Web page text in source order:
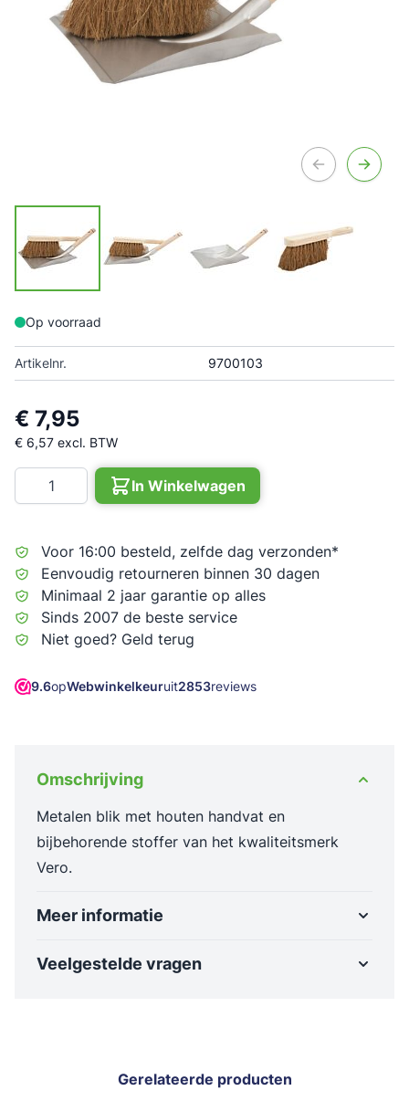
Op voorraad
Artikelnr. 9700103
€ 7,95
€ 6,57 excl. BTW
Aantal
In Winkelwagen
Voor 16:00 besteld, zelfde dag verzonden*
Eenvoudig retourneren binnen 30 dagen
Minimaal 2 jaar garantie op alles
Sinds 2007 de beste service
Niet goed? Geld terug
9.6opWebwinkelkeuruit2853reviews
Omschrijving
Metalen blik met houten handvat en
bijbehorende stoffer van het kwaliteitsmerk
Vero.
Meer informatie
Veelgestelde vragen
Gerelateerde producten